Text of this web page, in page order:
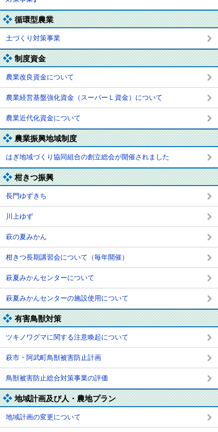
循環型農業
土づくり対策事業
制度資金
農業改良資金について
農業経営基盤強化資金（スーパーＬ資金）について
農業近代化資金について
農業振興地域制度
はぎ地域づくり協同組合の創立総会が開催されました
柑きつ振興
長門ゆずきち
川上ゆず
萩の夏みかん
柑きつ長期講習会について（毎年開催）
萩夏みかんセンターについて
萩夏みかんセンターの施設使用について
有害鳥獣対策
ツキノワグマに関する注意喚起について
萩市・阿武町鳥獣被害防止計画
鳥獣被害防止総合対策事業の評価
地域計画及び人・農地プラン
地域計画の変更について